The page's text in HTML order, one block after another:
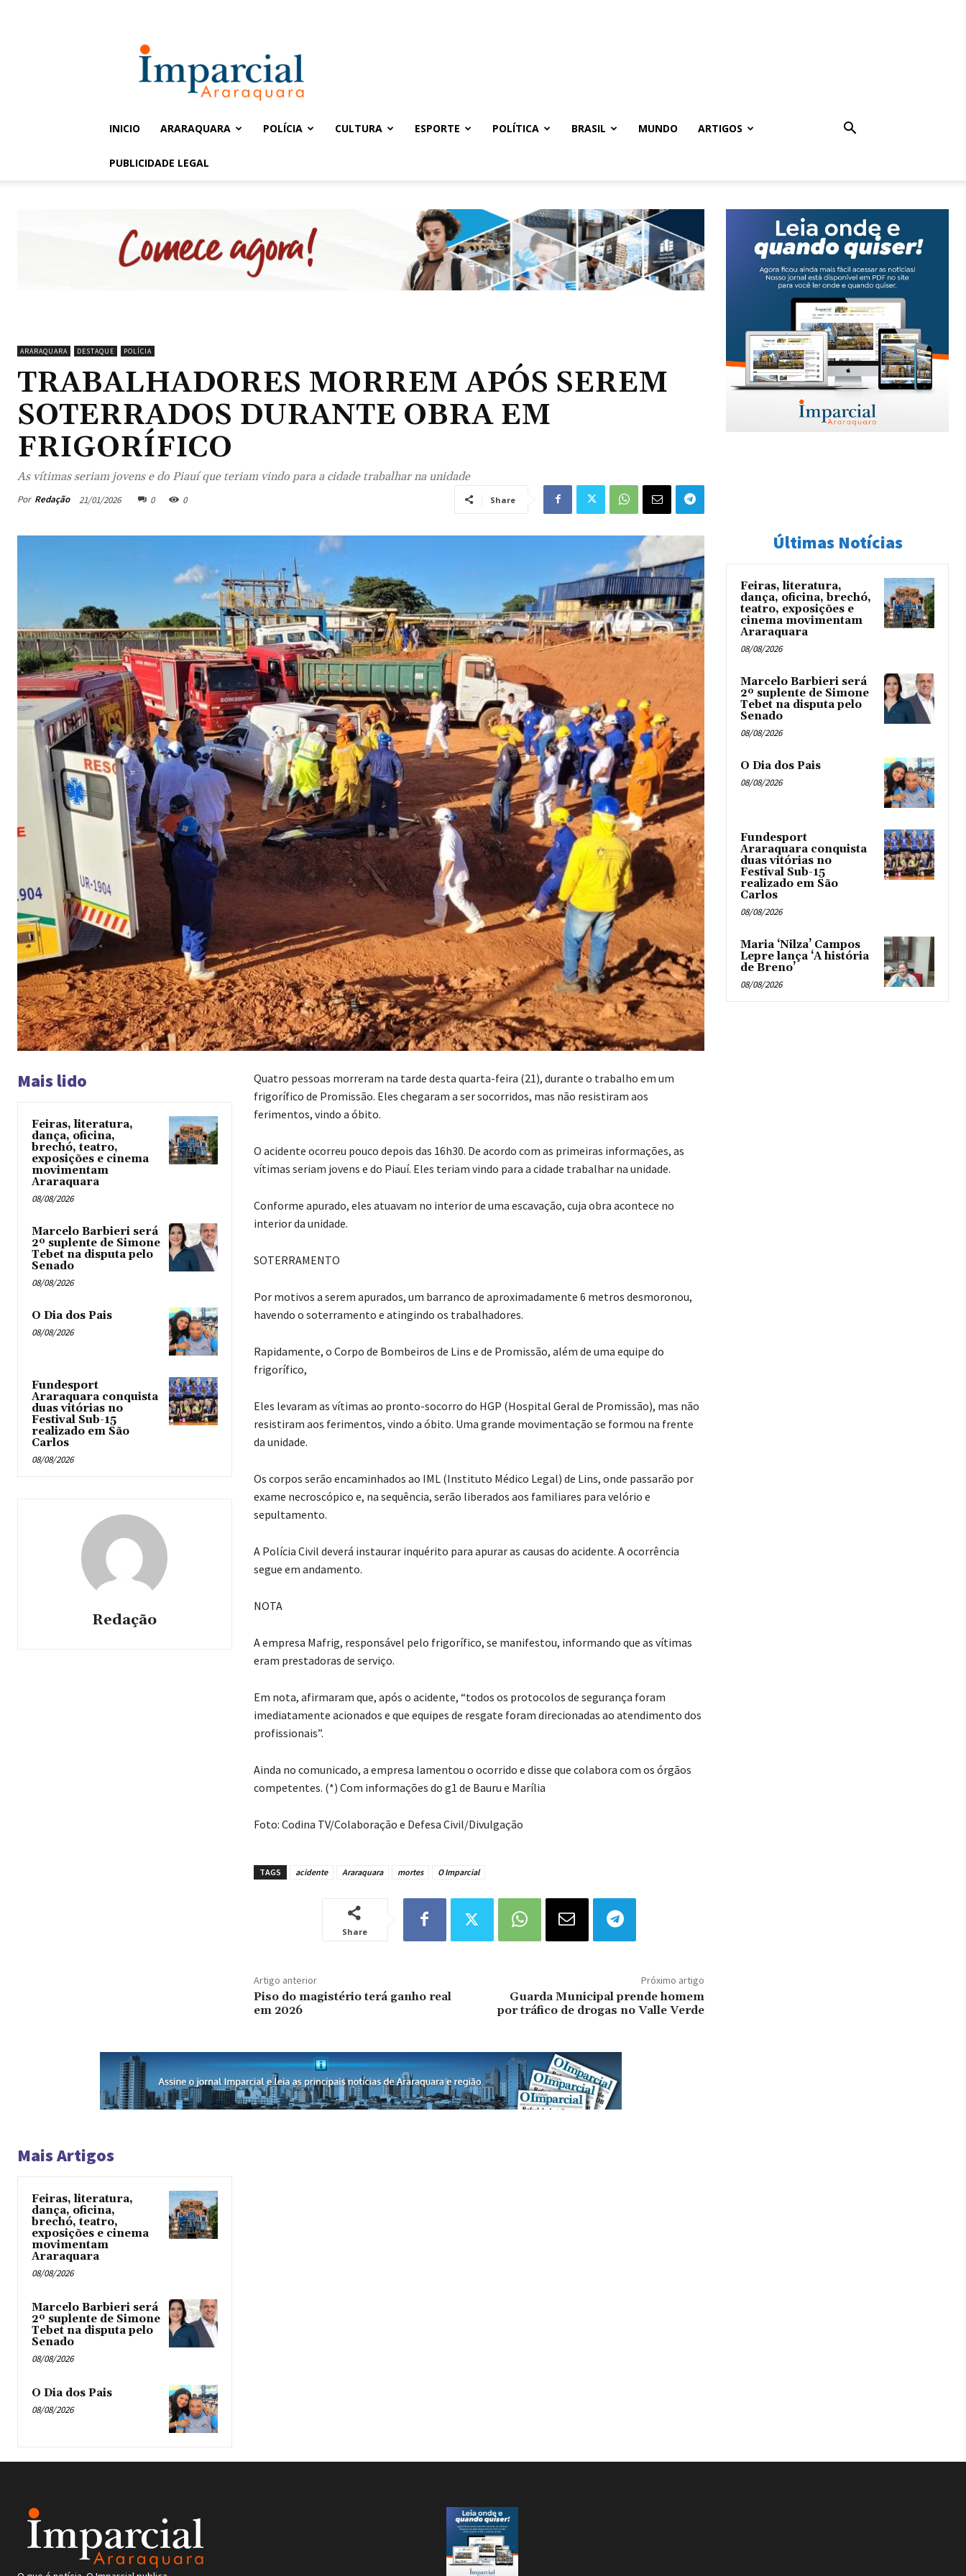
Imparcial
INICIO ARARAQUARA POLÍCIA CULTURA ESPORTE POLÍTICA BRASIL MUNDO ARTIGOS
PUBLICIDADE LEGAL
ARARAQUARA DESTAQUE POLÍCIA
TRABALHADORES MORREM APÓS SEREM
SOTERRADOS DURANTE OBRA EM
FRIGORÍFICO
As vítimas seriam jovens e do Piauí que teriam vindo para a cidade trabalhar na unidade
Por Redação 21/01/2026 0 0 Share
Mais lido
Feiras, literatura,
dança, oficina,
brechó, teatro,
exposições e cinema
movimentam
Araraquara
08/08/2026
Marcelo Barbieri será
2º suplente de Simone
Tebet na disputa pelo
Senado
08/08/2026
O Dia dos Pais
08/08/2026
Fundesport
Araraquara conquista
duas vitórias no
Festival Sub-15
realizado em São
Carlos
08/08/2026
Redação
Quatro pessoas morreram na tarde desta quarta-feira (21), durante o trabalho em um
frigorífico de Promissão. Eles chegaram a ser socorridos, mas não resistiram aos
ferimentos, vindo a óbito.
O acidente ocorreu pouco depois das 16h30. De acordo com as primeiras informações, as
vítimas seriam jovens e do Piauí. Eles teriam vindo para a cidade trabalhar na unidade.
Conforme apurado, eles atuavam no interior de uma escavação, cuja obra acontece no
interior da unidade.
SOTERRAMENTO
Por motivos a serem apurados, um barranco de aproximadamente 6 metros desmoronou,
havendo o soterramento e atingindo os trabalhadores.
Rapidamente, o Corpo de Bombeiros de Lins e de Promissão, além de uma equipe do
frigorífico,
Eles levaram as vítimas ao pronto-socorro do HGP (Hospital Geral de Promissão), mas não
resistiram aos ferimentos, vindo a óbito. Uma grande movimentação se formou na frente
da unidade.
Os corpos serão encaminhados ao IML (Instituto Médico Legal) de Lins, onde passarão por
exame necroscópico e, na sequência, serão liberados aos familiares para velório e
sepultamento.
A Polícia Civil deverá instaurar inquérito para apurar as causas do acidente. A ocorrência
segue em andamento.
NOTA
A empresa Mafrig, responsável pelo frigorífico, se manifestou, informando que as vítimas
eram prestadoras de serviço.
Em nota, afirmaram que, após o acidente, “todos os protocolos de segurança foram
imediatamente acionados e que equipes de resgate foram direcionadas ao atendimento dos
profissionais”.
Ainda no comunicado, a empresa lamentou o ocorrido e disse que colabora com os órgãos
competentes. (*) Com informações do g1 de Bauru e Marília
Foto: Codina TV/Colaboração e Defesa Civil/Divulgação
TAGS acidente Araraquara mortes O Imparcial
Share
Artigo anterior
Piso do magistério terá ganho real
em 2026
Próximo artigo
Guarda Municipal prende homem
por tráfico de drogas no Valle Verde
Mais Artigos
Feiras, literatura,
dança, oficina,
brechó, teatro,
exposições e cinema
movimentam
Araraquara
08/08/2026
Marcelo Barbieri será
2º suplente de Simone
Tebet na disputa pelo
Senado
08/08/2026
O Dia dos Pais
08/08/2026
Últimas Notícias
Feiras, literatura,
dança, oficina, brechó,
teatro, exposições e
cinema movimentam
Araraquara
08/08/2026
Marcelo Barbieri será
2º suplente de Simone
Tebet na disputa pelo
Senado
08/08/2026
O Dia dos Pais
08/08/2026
Fundesport
Araraquara conquista
duas vitórias no
Festival Sub-15
realizado em São
Carlos
08/08/2026
Maria ‘Nilza’ Campos
Lepre lança ‘A história
de Breno’
08/08/2026